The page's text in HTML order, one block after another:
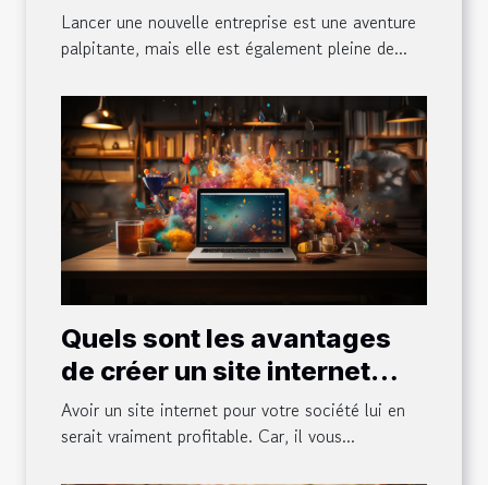
Lancer une nouvelle entreprise est une aventure
palpitante, mais elle est également pleine de...
Quels sont les avantages
de créer un site internet
pour son entreprise ?
Avoir un site internet pour votre société lui en
serait vraiment profitable. Car, il vous...